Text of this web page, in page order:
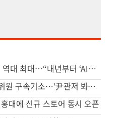
네이버 2분기 매출 역대 최대…“내년부터 ‘AI팩토리’ 성과 낼 것”
특검, 유병호 감사위원 구속기소…‘尹관저 봐주기 감사’ 의혹
대에 신규 스토어 동시 오픈